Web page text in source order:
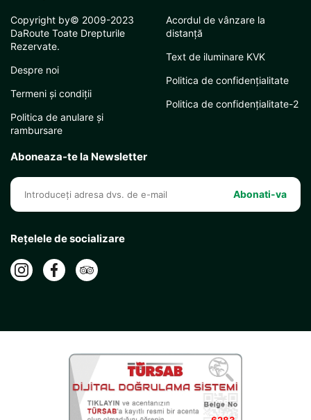
Copyright by© 2009-2023
DaRoute Toate Drepturile
Rezervate.
Despre noi
Termeni și condiții
Politica de anulare și
rambursare
Acordul de vânzare la
distanță
Text de iluminare KVK
Politica de confidențialitate
Politica de confidențialitate-2
Aboneaza-te la Newsletter
Abonati-va
Rețelele de socializare